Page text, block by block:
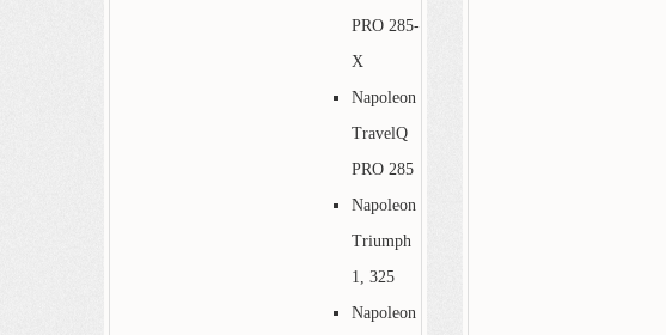
PRO 285-
X
Napoleon
TravelQ
PRO 285
Napoleon
Triumph
1, 325
Napoleon